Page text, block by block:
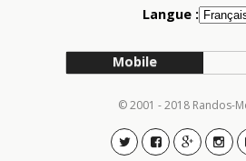
Langue :
Mobile
© 2001 - 2018 Randos-